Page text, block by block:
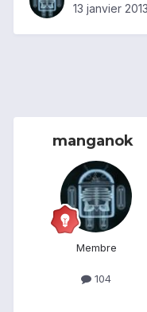
13 janvier 2013
manganok
Membre
104